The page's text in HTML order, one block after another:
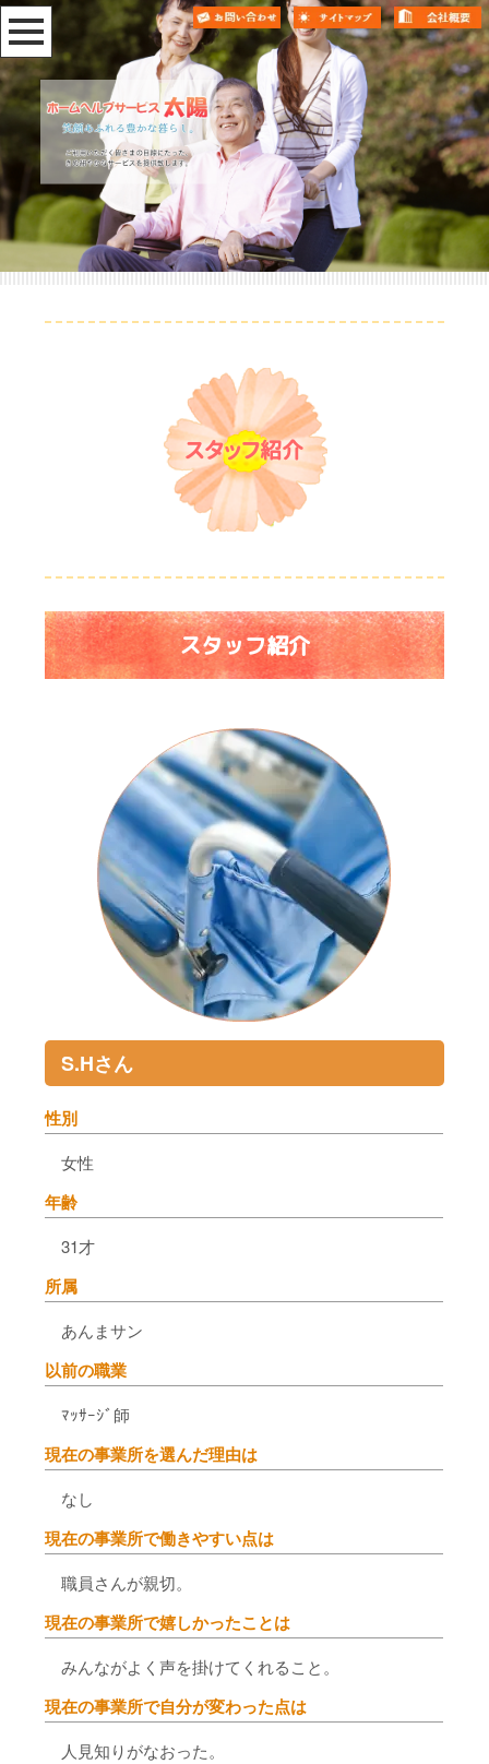
スタッフ紹介
スタッフ紹介
S.Hさん
性別
女性
年齢
31才
所属
あんまサン
以前の職業
ﾏｯｻｰｼﾞ師
現在の事業所を選んだ理由は
なし
現在の事業所で働きやすい点は
職員さんが親切。
現在の事業所で嬉しかったことは
みんながよく声を掛けてくれること。
現在の事業所で自分が変わった点は
人見知りがなおった。